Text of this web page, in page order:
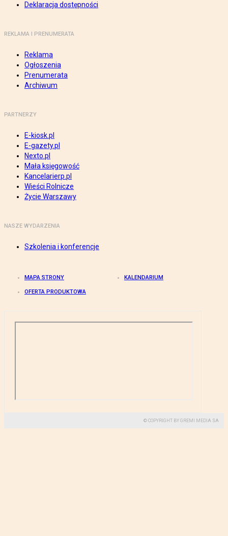
Deklaracja dostępności
REKLAMA I PRENUMERATA
Reklama
Ogłoszenia
Prenumerata
Archiwum
PARTNERZY
E-kiosk.pl
E-gazety.pl
Nexto.pl
Mała księgowość
Kancelarierp.pl
Wieści Rolnicze
Życie Warszawy
NASZE WYDARZENIA
Szkolenia i konferencje
MAPA STRONY KALENDARIUM
OFERTA PRODUKTOWA
© COPYRIGHT BY GREMI MEDIA SA